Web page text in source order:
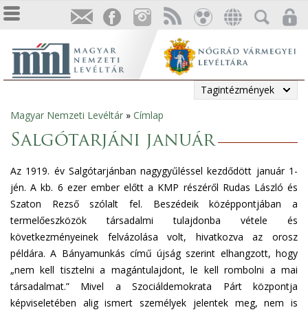
Tagintézmények
Jelenlegi
hely
Magyar Nemzeti Levéltár » Címlap
Salgótarjáni január
Az 1919. év Salgótarjánban nagygyűléssel kezdődött január 1-
jén. A kb. 6 ezer ember előtt a KMP részéről Rudas László és
Szaton Rezső szólalt fel. Beszédeik középpontjában a
termelőeszközök társadalmi tulajdonba vétele és
következményeinek felvázolása volt, hivatkozva az orosz
példára. A Bányamunkás című újság szerint elhangzott, hogy
„nem kell tisztelni a magántulajdont, le kell rombolni a mai
társadalmat.” Mivel a Szociáldemokrata Párt központja
képviseletében alig ismert személyek jelentek meg, nem is